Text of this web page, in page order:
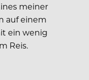
meiner
auf einem
ein wenig
Reis.